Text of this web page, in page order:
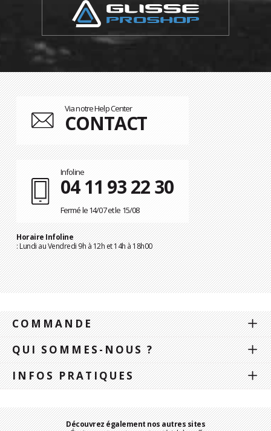
Via notre Help Center
CONTACT
Infoline
04 11 93 22 30
Fermé le 14/07 et le 15/08
Horaire Infoline
: Lundi au Vendredi 9h à 12h et 14h à 18h00
COMMANDE
QUI SOMMES-NOUS ?
INFOS PRATIQUES
Découvrez également nos autres sites